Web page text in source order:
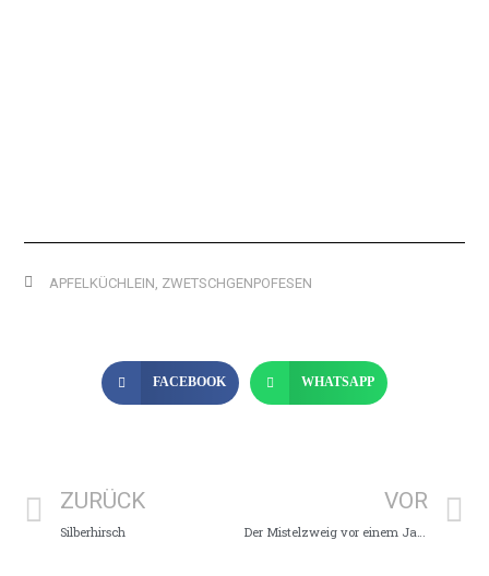
APFELKÜCHLEIN ZWETSCHGENPOFESEN
FACEBOOK WHATSAPP
ZURÜCK
Silberhirsch
VOR